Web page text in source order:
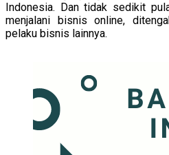
Indonesia. Dan tidak sedikit
menjalani bisnis online,
pelaku bisnis lainnya.